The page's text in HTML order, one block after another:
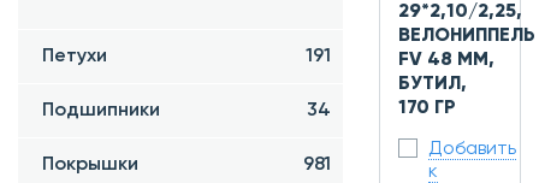
Петухи 191
Подшипники 34
Покрышки 981
29*2,10/2,25,
ВЕЛОНИППЕЛЬ
FV 48 ММ,
БУТИЛ,
170 ГР
Добавить
к